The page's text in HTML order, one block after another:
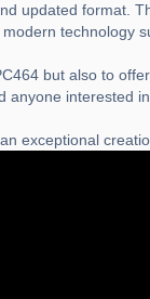
updated format.
technology
but also to
interested
exceptional